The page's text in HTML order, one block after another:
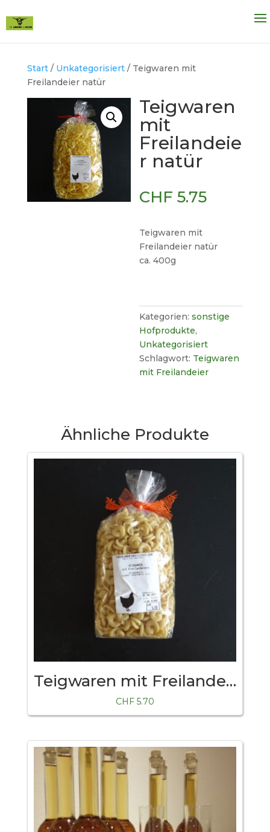
Start/ Unkategorisiert/ Teigwaren mit
Freilandeier natür
Teigwaren
mit
Freilandeie
r natür
CHF5.75
Teigwaren mit
Freilandeier natür
ca. 400g
Kategorien:sonstige
Hofprodukte,
Unkategorisiert
Schlagwort: Teigwaren
mit Freilandeier
Ähnliche Produkte
Teigwaren mit Freilandeier
CHF 5.70